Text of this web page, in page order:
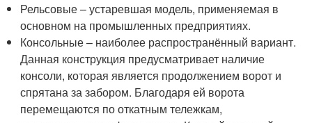
Рельсовые – устаревшая модель, применяемая в
основном на промышленных предприятиях.
Консольные – наиболее распространённый вариант.
Данная конструкция предусматривает наличие
консоли, которая является продолжением ворот и
спрятана за забором. Благодаря ей ворота
перемещаются по откатным тележкам,